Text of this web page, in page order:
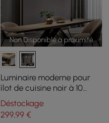
Non Disponible à proximité
Luminaire moderne pour
îlot de cuisine noir à 10
ampoules avec abat-jour
en verre
Déstockage
299,99€